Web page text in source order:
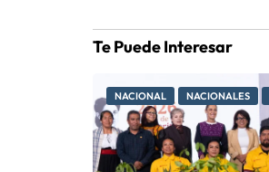
Te Puede Interesar
NACIONAL NACIONALES